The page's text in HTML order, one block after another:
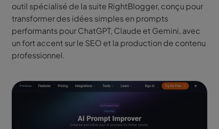
outil spécialisé de la suite RightBlogger, conçu pour
transformer des idées simples en prompts
performants pour ChatGPT, Claude et Gemini, avec
un fort accent sur le SEO et la production de contenu
professionnel.